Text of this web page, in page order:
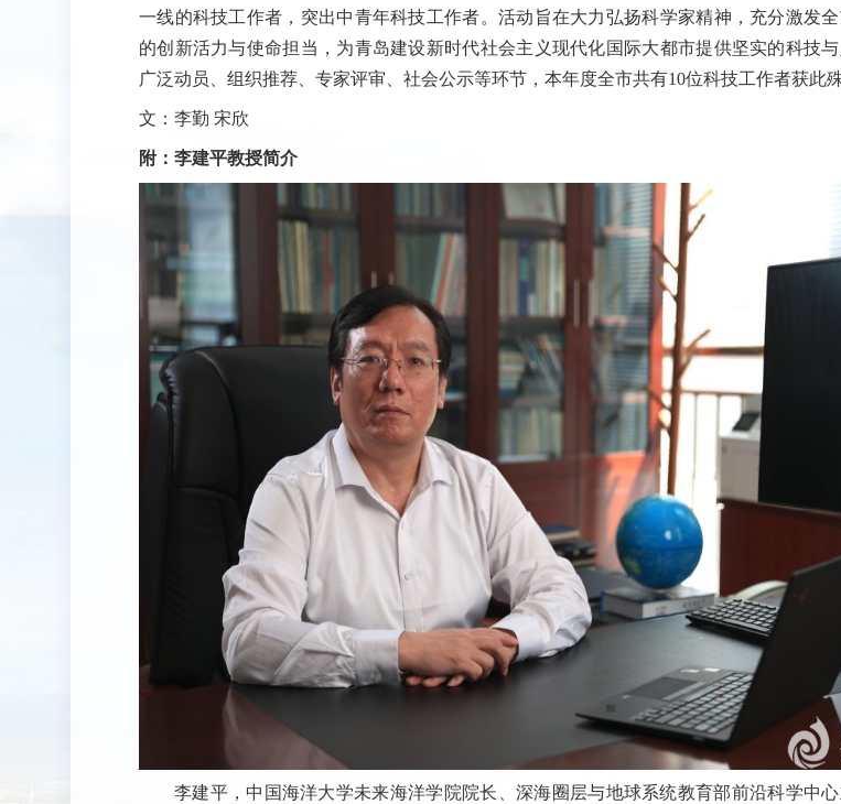
一线的科技工作者，突出中青年科技工作者。活动旨在大力弘扬科学家精神，充分激发
的创新活力与使命担当，为青岛建设新时代社会主义现代化国际大都市提供坚实的科技
广泛动员、组织推荐、专家评审、社会公示等环节，本年度全市共有10位科技工作者获此殊
文：李勤 宋欣
附：李建平教授简介
李建平，中国海洋大学未来海洋学院院长、深海圈层与地球系统教育部前沿科学中心